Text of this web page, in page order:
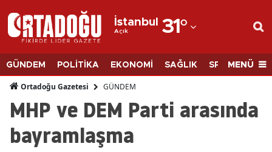
İstanbul
Açık 31°
Adana
Adıyaman
Afyonkarahisar
Ağrı
Amasya
GÜNDEM POLİTİKA EKONOMİ SAĞLIK SPORMENÜ
Ortadoğu Gazetesi GÜNDEM
MHP ve DEM Parti arasında
bayramlaşma